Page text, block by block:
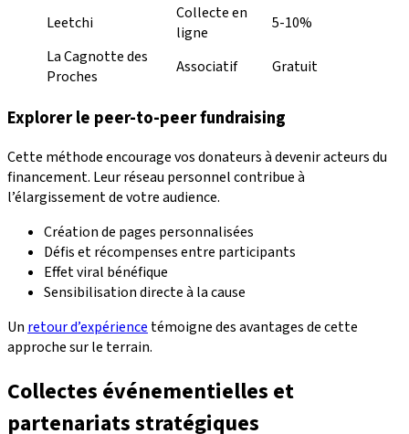
Leetchi
Collecte en
ligne
5-10%
La Cagnotte des
Proches
Associatif Gratuit
Explorer le peer-to-peer fundraising
Cette méthode encourage vos donateurs à devenir acteurs du
financement. Leur réseau personnel contribue à
l’élargissement de votre audience.
Création de pages personnalisées
Défis et récompenses entre participants
Effet viral bénéfique
Sensibilisation directe à la cause
Un retour d’expérience témoigne des avantages de cette
approche sur le terrain.
Collectes événementielles et
partenariats stratégiques